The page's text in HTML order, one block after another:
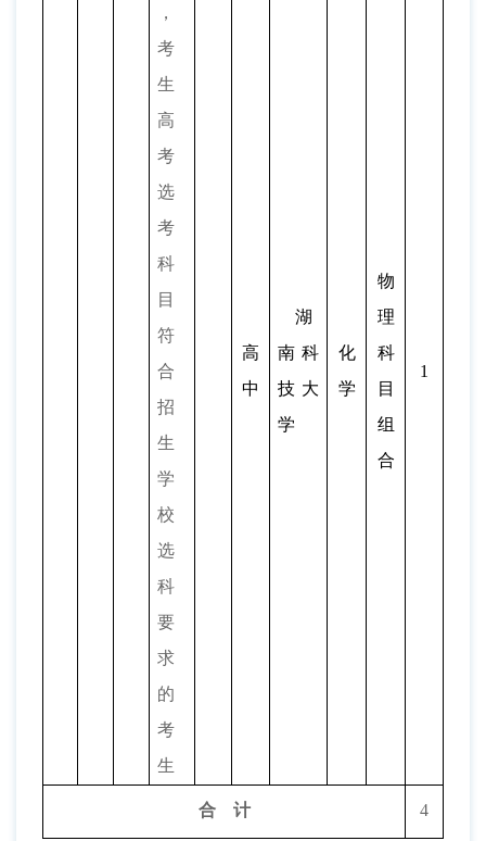
，
考
生
高
考
选
考
科
目
符
合
招
生
学
校
选
科
要
求
的
考
生
高
中
湖
南科
技大
学
化
学
物
理
科
目
组
合
1
合 计 4